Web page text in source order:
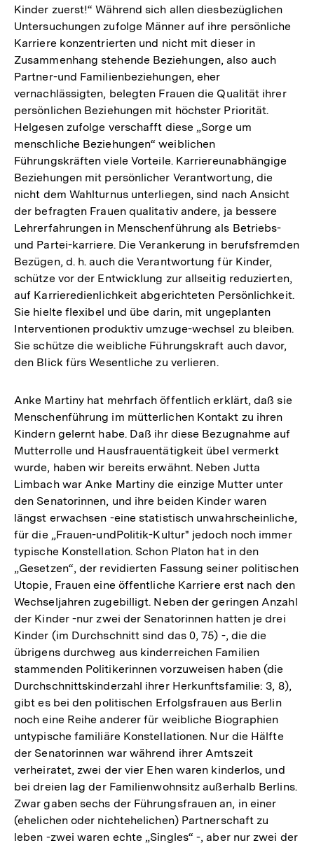
Kinder zuerst!“ Während sich allen diesbezüglichen
Untersuchungen zufolge Männer auf ihre persönliche
Karriere konzentrierten und nicht mit dieser in
Zusammenhang stehende Beziehungen, also auch
Partner-und Familienbeziehungen, eher
vernachlässigten, belegten Frauen die Qualität ihrer
persönlichen Beziehungen mit höchster Priorität.
Helgesen zufolge verschafft diese „Sorge um
menschliche Beziehungen“ weiblichen
Führungskräften viele Vorteile. Karriereunabhängige
Beziehungen mit persönlicher Verantwortung, die
nicht dem Wahlturnus unterliegen, sind nach Ansicht
der befragten Frauen qualitativ andere, ja bessere
Lehrerfahrungen in Menschenführung als Betriebs-
und Partei-karriere. Die Verankerung in berufsfremden
Bezügen, d. h. auch die Verantwortung für Kinder,
schütze vor der Entwicklung zur allseitig reduzierten,
auf Karrieredienlichkeit abgerichteten Persönlichkeit.
Sie hielte flexibel und übe darin, mit ungeplanten
Interventionen produktiv umzuge-wechsel zu bleiben.
Sie schütze die weibliche Führungskraft auch davor,
den Blick fürs Wesentliche zu verlieren.
Anke Martiny hat mehrfach öffentlich erklärt, daß sie
Menschenführung im mütterlichen Kontakt zu ihren
Kindern gelernt habe. Daß ihr diese Bezugnahme auf
Mutterrolle und Hausfrauentätigkeit übel vermerkt
wurde, haben wir bereits erwähnt. Neben Jutta
Limbach war Anke Martiny die einzige Mutter unter
den Senatorinnen, und ihre beiden Kinder waren
längst erwachsen -eine statistisch unwahrscheinliche,
für die „Frauen-undPolitik-Kultur" jedoch noch immer
typische Konstellation. Schon Platon hat in den
„Gesetzen“, der revidierten Fassung seiner politischen
Utopie, Frauen eine öffentliche Karriere erst nach den
Wechseljahren zugebilligt. Neben der geringen Anzahl
der Kinder -nur zwei der Senatorinnen hatten je drei
Kinder (im Durchschnitt sind das 0, 75) -, die die
übrigens durchweg aus kinderreichen Familien
stammenden Politikerinnen vorzuweisen haben (die
Durchschnittskinderzahl ihrer Herkunftsfamilie: 3, 8),
gibt es bei den politischen Erfolgsfrauen aus Berlin
noch eine Reihe anderer für weibliche Biographien
untypische familiäre Konstellationen. Nur die Hälfte
der Senatorinnen war während ihrer Amtszeit
verheiratet, zwei der vier Ehen waren kinderlos, und
bei dreien lag der Familienwohnsitz außerhalb Berlins.
Zwar gaben sechs der Führungsfrauen an, in einer
(ehelichen oder nichtehelichen) Partnerschaft zu
leben -zwei waren echte „Singles“ -, aber nur zwei der